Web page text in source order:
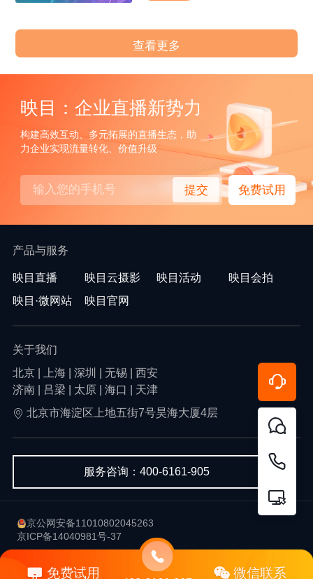
查看更多
映目：企业直播新势力
构建高效互动、多元拓展的直播生态，助
力企业实现流量转化、价值升级
提交 免费试用
产品与服务
映目直播 映目云摄影 映目活动
映目会拍
映目·微网站
映目官网
关于我们
北京 | 上海 | 深圳 | 无锡 | 西安
济南 | 吕梁 | 太原 | 海口 | 天津
北京市海淀区上地五街7号昊海大厦4层
服务咨询：400-6161-905
京公网安备11010802045263
京ICP备14040981号-37
Copyright © 2013-2026 北京韦尔科技有限公司-映目 版权所有
免费试用 微信联系